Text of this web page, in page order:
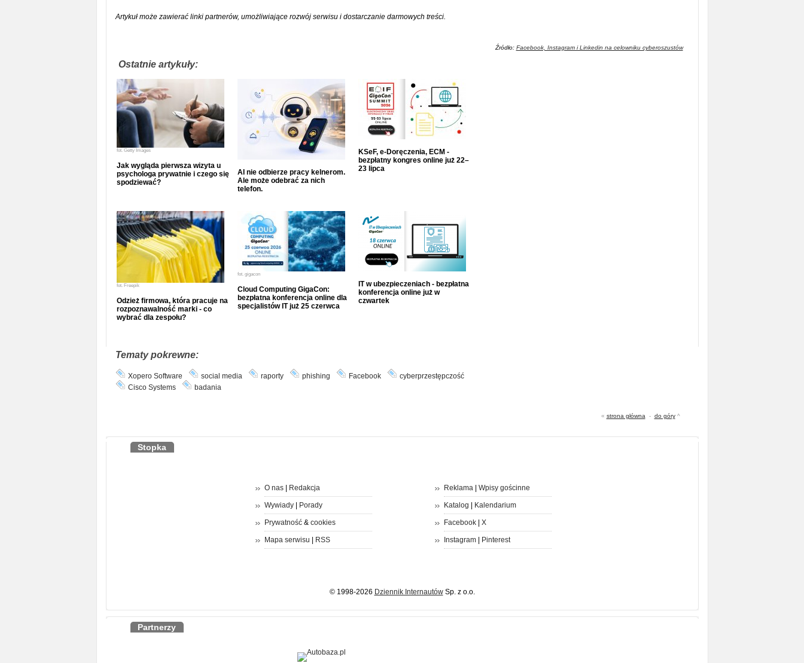
Artykuł może zawierać linki partnerów, umożliwiające rozwój serwisu i dostarczanie darmowych treści.
Źródło: Facebook, Instagram i Linkedin na celowniku cyberoszustów
Ostatnie artykuły:
fot. Getty Images
Jak wygląda pierwsza wizyta u
psychologa prywatnie i czego się
spodziewać?
AI nie odbierze pracy kelnerom.
Ale może odebrać za nich
telefon.
KSeF, e-Doręczenia, ECM -
bezpłatny kongres online już 22–
23 lipca
fot. Freepik
Odzież firmowa, która pracuje na
rozpoznawalność marki - co
wybrać dla zespołu?
fot. gigacon
Cloud Computing GigaCon:
bezpłatna konferencja online dla
specjalistów IT już 25 czerwca
IT w ubezpieczeniach - bezpłatna
konferencja online już w
czwartek
Tematy pokrewne:
Xopero Software social media raporty phishing Facebook
cyberprzestępczość
Cisco Systems
badania
« strona główna - do góry^
Stopka
O nas| Redakcja
Wywiady| Porady
Prywatność& cookies
Mapa serwisu RSS
Reklama| Wpisy gościnne
Katalog Kalendarium
Facebook| X
Instagram| Pinterest
© 1998-2026 Dziennik InternautówSp. z o.o.
Partnerzy